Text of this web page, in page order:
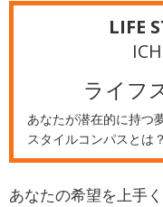
LIFE
ライフ
あなたが潜在的に持つ
スタイルコンパスとは？
あなたの希望を上手